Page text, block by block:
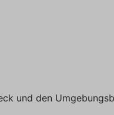
und den